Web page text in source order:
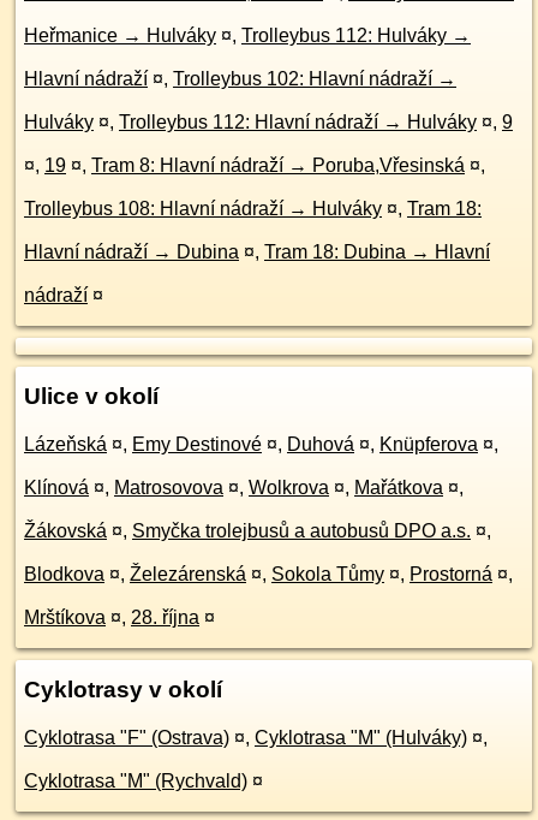
Heřmanice → Hulváky ¤, Trolleybus 112: Hulváky →
Hlavní nádraží ¤, Trolleybus 102: Hlavní nádraží →
Hulváky ¤, Trolleybus 112: Hlavní nádraží → Hulváky ¤, 9
¤, 19 ¤, Tram 8: Hlavní nádraží → Poruba,Vřesinská ¤,
Trolleybus 108: Hlavní nádraží → Hulváky ¤, Tram 18:
Hlavní nádraží → Dubina ¤, Tram 18: Dubina → Hlavní
nádraží ¤
Ulice v okolí
Lázeňská ¤, Emy Destinové ¤, Duhová ¤, Knüpferova ¤,
Klínová ¤, Matrosovova ¤, Wolkrova ¤, Mařátkova ¤,
Žákovská ¤, Smyčka trolejbusů a autobusů DPO a.s. ¤,
Blodkova ¤, Železárenská ¤, Sokola Tůmy ¤, Prostorná ¤,
Mrštíkova ¤, 28. října ¤
Cyklotrasy v okolí
Cyklotrasa "F" (Ostrava) ¤, Cyklotrasa "M" (Hulváky) ¤,
Cyklotrasa "M" (Rychvald) ¤